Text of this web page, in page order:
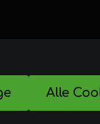
Alle